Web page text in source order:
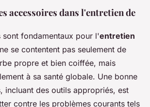
accessoires dans l'entretien de
sont fondamentaux pour l'entretien
se contentent pas seulement de
propre et bien coiffée, mais
à sa santé globale. Une bonne
incluant des outils appropriés, est
contre les problèmes courants tels